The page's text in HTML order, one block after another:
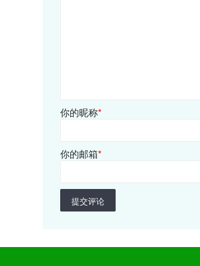
你的昵称*
你的邮箱*
提交评论